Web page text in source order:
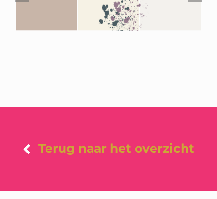
Terug naar het overzicht